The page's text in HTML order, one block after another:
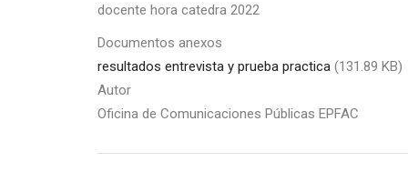
docente hora catedra 2022
Documentos anexos
resultados entrevista y prueba practica (131.89 KB)
Autor
Oficina de Comunicaciones Públicas EPFAC